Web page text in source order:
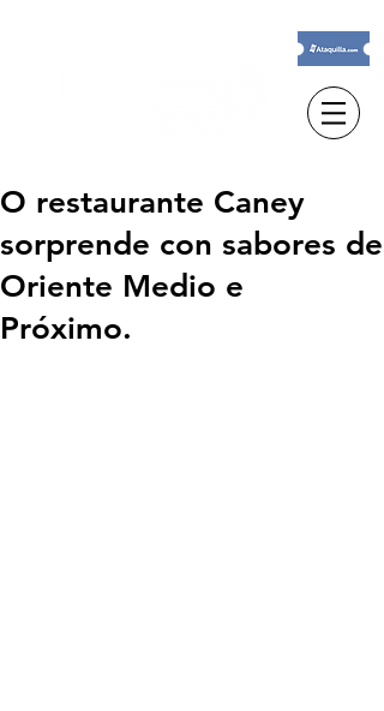
O restaurante Caney
sorprende con sabores de
Oriente Medio e
Próximo.